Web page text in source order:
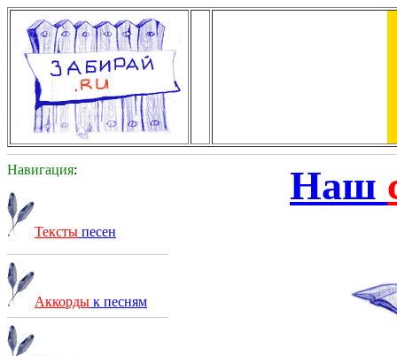
Навигация:
Тексты песен
Аккорды к песням
Наш